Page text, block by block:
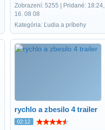
Zobrazení: 5255 | Pridané: 18:24,
16. 08 08
Kategória: Ľudia a príbehy
rychlo a zbesilo 4 trailer
02:12